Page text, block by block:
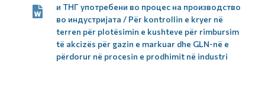
и ТНГ употребени во процес на производство
во индустријата / Për kontrollin e kryer në
terren për plotësimin e kushteve për rimbursim
të akcizës për gazin e markuar dhe GLN-në e
përdorur në procesin e prodhimit në industri